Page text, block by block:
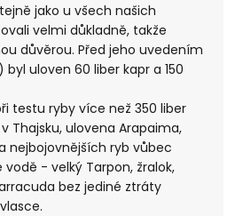
jako u všech našich
velmi důkladně, takže
důvěrou. Před jeho uvedením
uloven 60 liber kapr a 150
testu ryby více než 350 liber
Thajsku, ulovena Arapaima,
nejbojovnějších ryb vůbec
vodě - velký Tarpon, žralok,
bez jediné ztráty